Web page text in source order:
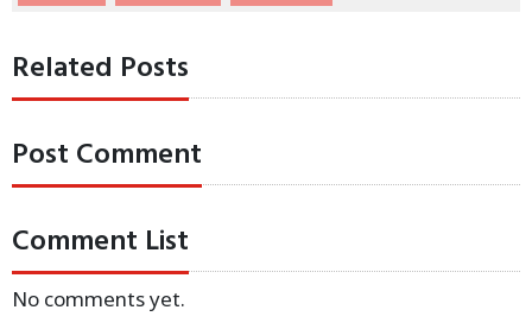
Related Posts
Post Comment
Comment List
No comments yet.